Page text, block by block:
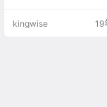
道”优雅之行。 整理大家
kingwise 19